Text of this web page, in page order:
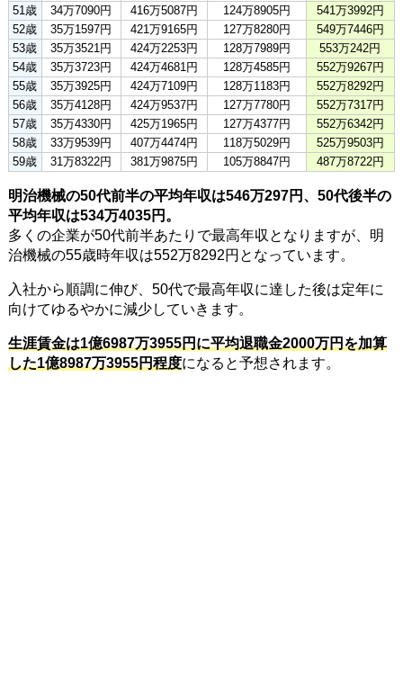
51歳
34万7090円 416万5087円 124万8905円
541万3992円
52歳
35万1597円 421万9165円 127万8280円
549万7446円
53歳
35万3521円 424万2253円 128万7989円
553万242円
54歳
35万3723円 424万4681円 128万4585円
552万9267円
55歳
35万3925円 424万7109円 128万1183円
552万8292円
56歳
35万4128円 424万9537円 127万7780円
552万7317円
57歳
35万4330円 425万1965円 127万4377円
552万6342円
58歳
33万9539円 407万4474円 118万5029円
525万9503円
59歳
31万8322円 381万9875円 105万8847円 487万8722円
明治機械の50代前半の平均年収は546万297円、50代後半の
平均年収は534万4035円。
多くの企業が50代前半あたりで最高年収となりますが、明
治機械の55歳時年収は552万8292円となっています。
入社から順調に伸び、50代で最高年収に達した後は定年に
向けてゆるやかに減少していきます。
生涯賃金は1億6987万3955円に平均退職金2000万円を加算
した1億8987万3955円程度になると予想されます。